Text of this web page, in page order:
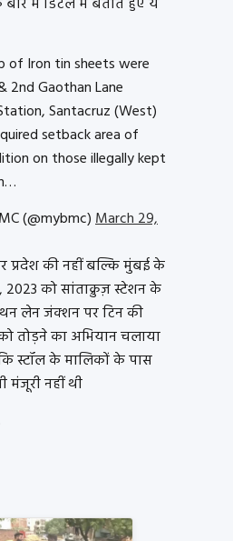
of Iron tin sheets were
2nd Gaothan Lane
Santacruz (West)
setback area of
on those illegally kept
(@mybmc)March 29,
प्रदेश की नहीं बल्कि मुंबई के
2023 को सांताक्रुज़ स्टेशन के
लेन जंक्शन पर टिन की
तोड़ने का अभियान चलाया
स्टॉल के मालिकों के पास
मंजूरी नहीं थी